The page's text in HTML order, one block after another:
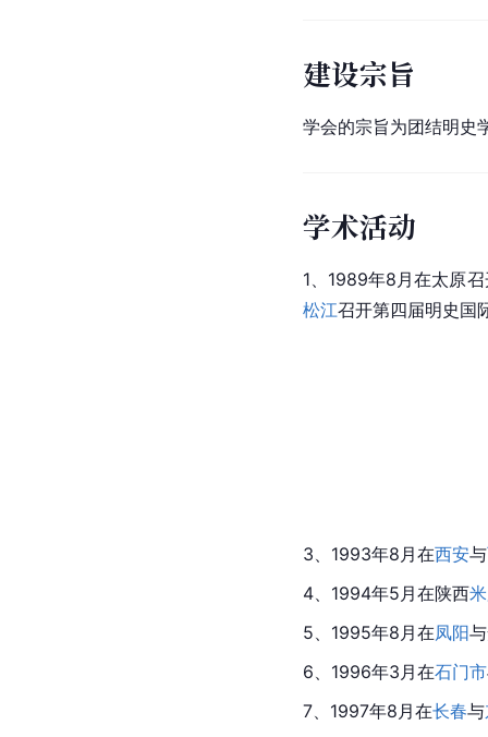
建设宗旨
学会的宗旨为团结明史
学术活动
1、1989年8月在太原
松江召开第四届明史国
3、1993年8月在西安与
4、1994年5月在陕西
5、1995年8月在凤阳与
6、1996年3月在石门市
7、1997年8月在长春与